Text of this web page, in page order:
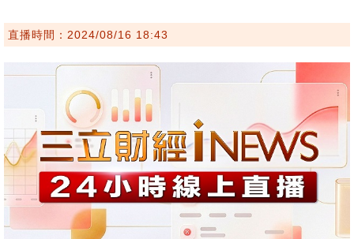
直播時間：2024/08/16 18:43